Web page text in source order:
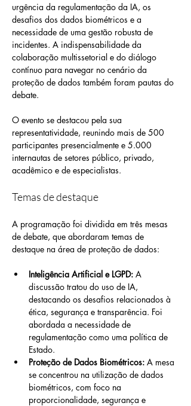
urgência da regulamentação da IA, os
desafios dos dados biométricos e a
necessidade de uma gestão robusta de
incidentes. A indispensabilidade da
colaboração multissetorial e do diálogo
contínuo para navegar no cenário da
proteção de dados também foram pautas do
debate.
O evento se destacou pela sua
representatividade, reunindo mais de 500
participantes presencialmente e 5.000
internautas de setores público, privado,
acadêmico e de especialistas.
Temas de destaque
A programação foi dividida em três mesas
de debate, que abordaram temas de
destaque na área de proteção de dados:
Inteligência Artificial e LGPD: A
discussão tratou do uso de IA,
destacando os desafios relacionados à
ética, segurança e transparência. Foi
abordada a necessidade de
regulamentação como uma política de
Estado.
Proteção de Dados Biométricos: A mesa
se concentrou na utilização de dados
biométricos, com foco na
proporcionalidade, segurança e